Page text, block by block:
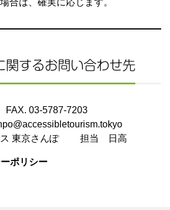
関するお問い合わせ先
03-5787-7203
ス 東京さんぽ 担当 日高
ポリシー